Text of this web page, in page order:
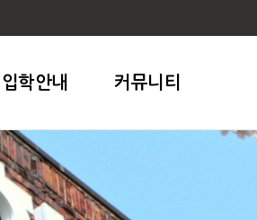
입학안내 커뮤니티